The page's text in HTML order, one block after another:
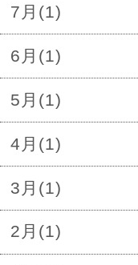
7月(1)
6月(1)
5月(1)
4月(1)
3月(1)
2月(1)